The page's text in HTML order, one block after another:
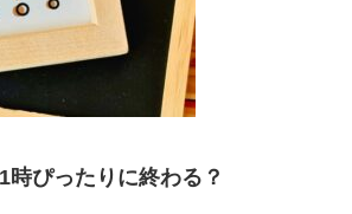
時ぴったりに終わる？